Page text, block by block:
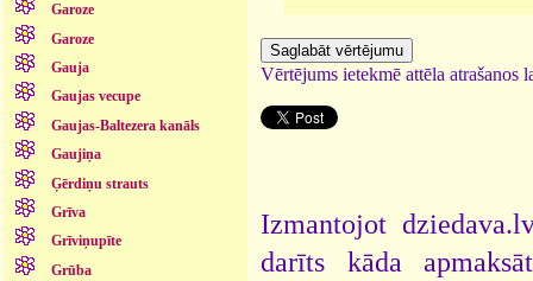
Garoze
Garoze
Gauja
Gaujas vecupe
Gaujas-Baltezera kanāls
Gaujiņa
Ģērdiņu strauts
Grīva
Grīviņupīte
Grūba
Vērtējums ietekmē attēla atrašanos
Izmantojot
darīts kāda